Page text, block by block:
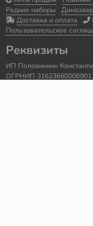
Редкие наборы
Доставка и оплата
Пользовательское
Реквизиты
ИП Половинкин
ОГРНИП